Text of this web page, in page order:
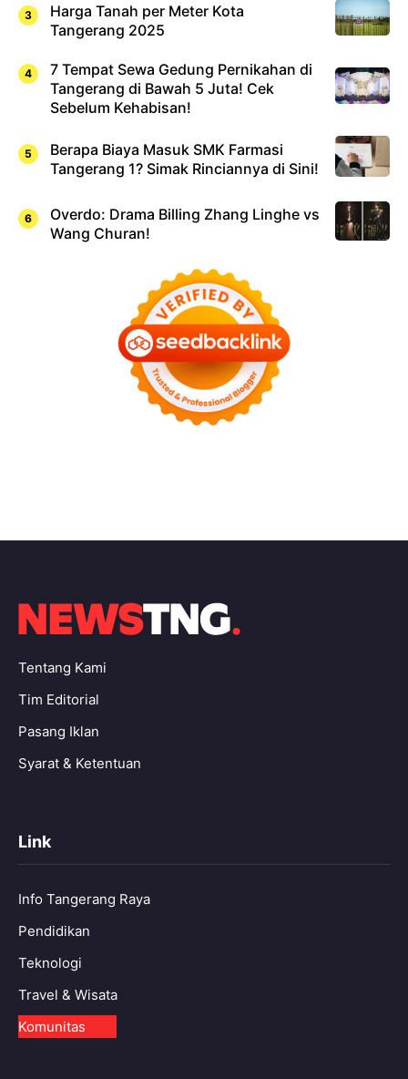
Harga Tanah per Meter Kota
Tangerang 2025
7 Tempat Sewa Gedung Pernikahan di
Tangerang di Bawah 5 Juta! Cek
Sebelum Kehabisan!
Berapa Biaya Masuk SMK Farmasi
Tangerang 1? Simak Rinciannya di Sini!
Overdo: Drama Billing Zhang Linghe vs
Wang Churan!
Tentang Kami
Tim Editorial
Pasang Iklan
Syarat & Ketentuan
Link
Info Tangerang Raya
Pendidikan
Teknologi
Travel & Wisata
Komunitas